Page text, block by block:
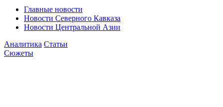
Главные новости
Новости Северного Кавказа
Новости Центральной Азии
Аналитика Статьи
Сюжеты